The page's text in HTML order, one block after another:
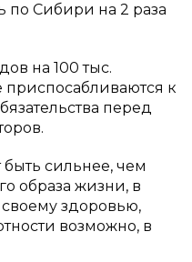
по Сибири на 2 раза
на 100 тыс.
к
перед
сильнее, чем
образа жизни, в
здоровью,
возможно, в